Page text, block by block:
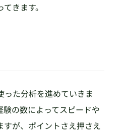
きます。
った分析を進めていきま
の数によってスピードや
すが、ポイントさえ押さえ